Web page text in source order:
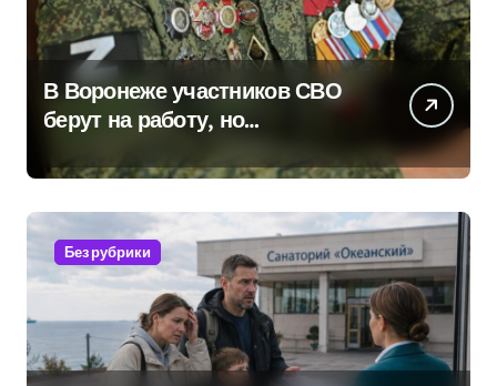
В Воронеже участников СВО
берут на работу, но
удержаться удаётся не всем
Без рубрики